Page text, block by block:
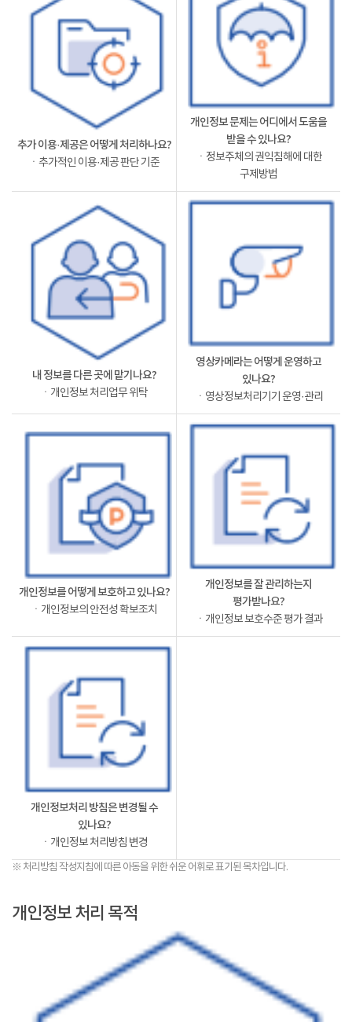
추가 이용·제공은 어떻게 처리하나요?
ㆍ추가적인 이용·제공 판단 기준
개인정보 문제는 어디에서 도움을
받을 수 있나요?
ㆍ정보주체의 권익침해에 대한
구제방법
내 정보를 다른 곳에 맡기나요?
ㆍ개인정보 처리업무 위탁
영상카메라는 어떻게 운영하고
있나요?
ㆍ영상정보처리기기 운영·관리
개인정보를 어떻게 보호하고 있나요?
ㆍ개인정보의 안전성 확보조치
개인정보를 잘 관리하는지
평가받나요?
ㆍ개인정보 보호수준 평가 결과
개인정보처리 방침은 변경될 수
있나요?
ㆍ개인정보 처리방침 변경
※ 처리방침 작성지침에 따른 아동을 위한 쉬운 어휘로 표기된 목차입니다.
개인정보 처리 목적